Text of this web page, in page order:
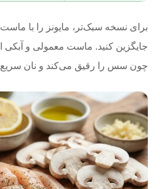
برای نسخه سبک‌تر، مایونز را با
جایگزین کنید. ماست معمولی و آبکی
چون سس را رقیق می‌کند و نان